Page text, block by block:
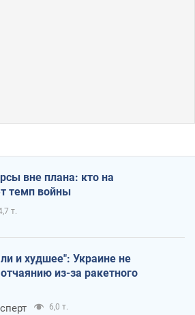
вне плана: кто на
темп войны
т.
и худшее": Украине не
из-за ракетного
6,0 т.